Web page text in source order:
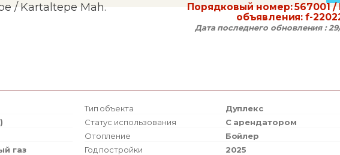
/ Kartaltepe Mah. Порядковый номер:567001/
объявления:f-
Дата последнего обновления :
Тип объекта
Дуплекс
Статус использования
С арендатором
Отопление
Бойлер
газ Год постройки
2025